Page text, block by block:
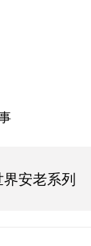
安老系列